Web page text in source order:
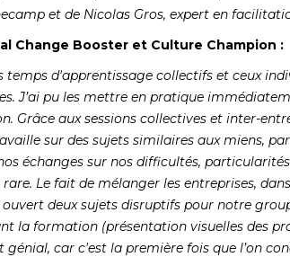
et de Nicolas Gros, expert en
Change Booster et Culture Champion :
d'apprentissage collectifs et ceux
J’ai pu les mettre en pratique
Grâce aux sessions collectives et inter-
sur des sujets similaires aux miens,
échanges sur nos difficultés,
Le fait de mélanger les entreprises,
deux sujets disruptifs pour notre
la formation (présentation visuelles des
car c'est la première fois que l’on